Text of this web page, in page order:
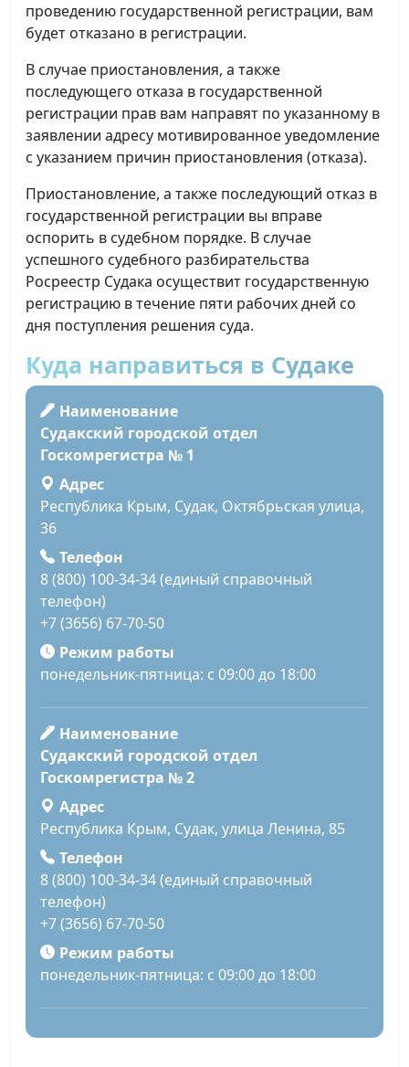
проведению государственной регистрации, вам
будет отказано в регистрации.
В случае приостановления, а также
последующего отказа в государственной
регистрации прав вам направят по указанному в
заявлении адресу мотивированное уведомление
с указанием причин приостановления (отказа).
Приостановление, а также последующий отказ в
государственной регистрации вы вправе
оспорить в судебном порядке. В случае
успешного судебного разбирательства
Росреестр Судака осуществит государственную
регистрацию в течение пяти рабочих дней со
дня поступления решения суда.
Куда направиться в Судаке
Наименование
Судакский городской отдел
Госкомрегистра № 1
Адрес
Республика Крым, Судак, Октябрьская улица,
36
Телефон
8 (800) 100-34-34 (единый справочный
телефон)
+7 (3656) 67-70-50
Режим работы
понедельник-пятница: с 09:00 до 18:00
Наименование
Судакский городской отдел
Госкомрегистра № 2
Адрес
Республика Крым, Судак, улица Ленина, 85
Телефон
8 (800) 100-34-34 (единый справочный
телефон)
+7 (3656) 67-70-50
Режим работы
понедельник-пятница: с 09:00 до 18:00